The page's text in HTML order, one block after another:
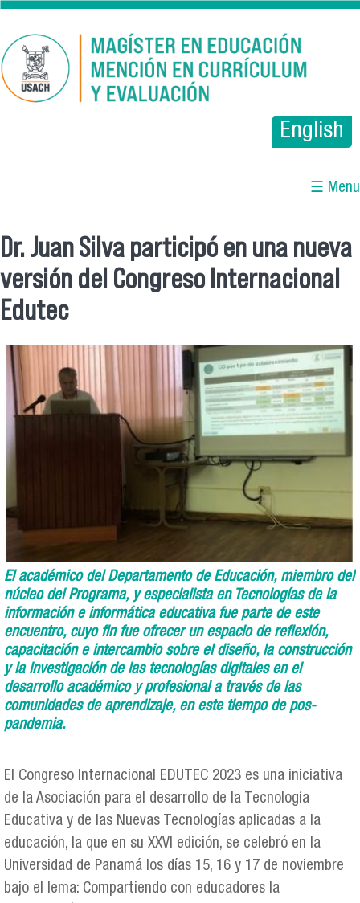
Pasar al contenido principal
English
☰ Menu
Se encuentra usted aquí
Dr. Juan Silva participó en una nueva
versión del Congreso Internacional
Edutec
El académico del Departamento de Educación, miembro del
núcleo del Programa, y especialista en Tecnologías de la
información e informática educativa fue parte de este
encuentro, cuyo fin fue ofrecer un espacio de reflexión,
capacitación e intercambio sobre el diseño, la construcción
y la investigación de las tecnologías digitales en el
desarrollo académico y profesional a través de las
comunidades de aprendizaje, en este tiempo de pos-
pandemia.
El Congreso Internacional EDUTEC 2023 es una iniciativa
de la Asociación para el desarrollo de la Tecnología
Educativa y de las Nuevas Tecnologías aplicadas a la
educación, la que en su XXVI edición, se celebró en la
Universidad de Panamá los días 15, 16 y 17 de noviembre
bajo el lema: Compartiendo con educadores la